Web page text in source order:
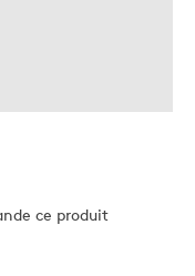
ce produit